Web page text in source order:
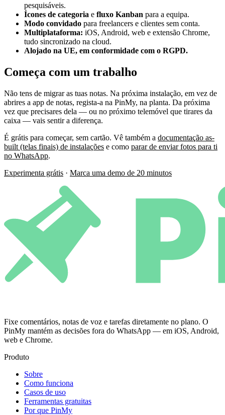
pesquisáveis.
Ícones de categoria e fluxo Kanban para a equipa.
Modo convidado para freelancers e clientes sem conta.
Multiplataforma: iOS, Android, web e extensão Chrome,
tudo sincronizado na cloud.
Alojado na UE, em conformidade com o RGPD.
Começa com um trabalho
Não tens de migrar as tuas notas. Na próxima instalação, em vez de
abrires a app de notas, regista-a na PinMy, na planta. Da próxima
vez que precisares dela — ou no próximo telemóvel que tirares da
caixa — vais sentir a diferença.
É grátis para começar, sem cartão. Vê também a documentação as-
built (telas finais) de instalações e como parar de enviar fotos para ti
no WhatsApp.
Experimenta grátis · Marca uma demo de 20 minutos
Fixe comentários, notas de voz e tarefas diretamente no plano. O
PinMy mantém as decisões fora do WhatsApp — em iOS, Android,
web e Chrome.
Produto
Sobre
Como funciona
Casos de uso
Ferramentas gratuitas
Por que PinMy